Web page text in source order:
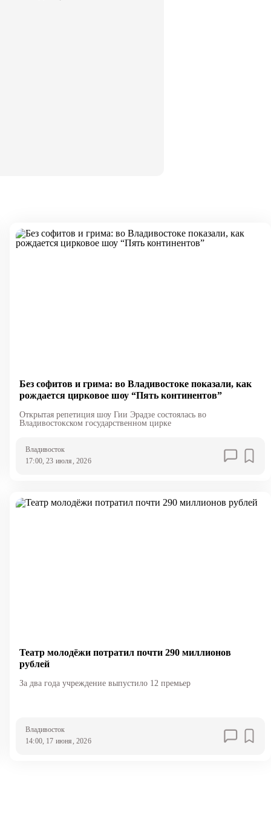
Без софитов и грима: во Владивостоке показали, как
рождается цирковое шоу “Пять континентов”
Открытая репетиция шоу Гии Эрадзе состоялась во
Владивостокском государственном цирке
Владивосток
17:00, 23 июля, 2026
Театр молодёжи потратил почти 290 миллионов
рублей
За два года учреждение выпустило 12 премьер
Владивосток
14:00, 17 июня, 2026